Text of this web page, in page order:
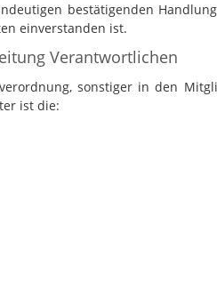
bestätigenden
einverstanden ist.
Verantwortlichen
sonstiger in den
ist die: